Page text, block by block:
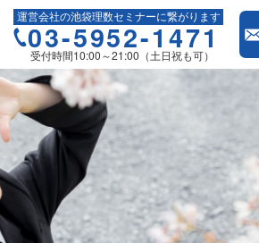
運営会社の池袋理数セミナーに繋がります
03-5952-1471
受付時間10:00～21:00（土日祝も可）